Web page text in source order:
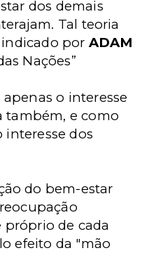
dos demais
Tal teoria
por ADAM
Nações”
o interesse
também, e como
interesse dos
do bem-estar
próprio de cada
efeito da "mão